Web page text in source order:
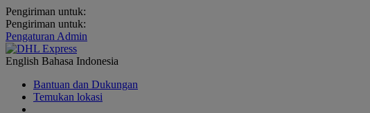
Pengiriman untuk:
Pengiriman untuk:
Pengaturan Admin
English Bahasa Indonesia
Bantuan dan Dukungan
Temukan lokasi